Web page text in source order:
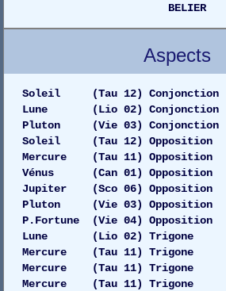
BELIER = 02,00 /
Aspects
Soleil (Tau 12)
Lune (Lio 02) Conjonction
Pluton (Vie 03) Conjonction
Soleil (Tau 12) Opposition
Mercure (Tau 11) Opposition
Vénus (Can 01) Opposition
Jupiter (Sco 06)
Pluton (Vie 03)
P.Fortune (Vie 04)
Lune (Lio 02) Trigone
Mercure (Tau 11) Trigone
Mercure (Tau 11)
Mercure (Tau 11) Trigone